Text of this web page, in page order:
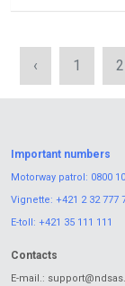
‹ 1 2
Important numbers
Motorway patrol: 0800
Vignette: +421 2 32 777
E-toll: +421 35 111 111
Contacts
E-mail.: